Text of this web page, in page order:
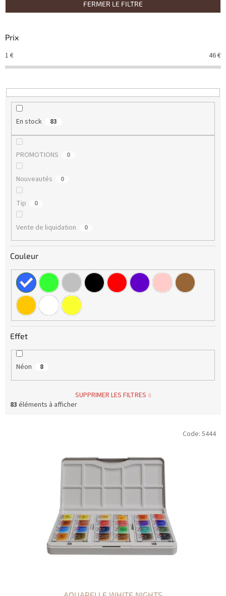
r
d
i
t
FERMER LE FILTRE
Prix
1 € 46€
En stock 83
PROMOTIONS 0
Nouveautés 0
Tip 0
Vente de liquidation 0
Couleur
Effet
Néon 8
SUPPRIMER LES FILTRES
83 éléments à afficher
Code: 5444